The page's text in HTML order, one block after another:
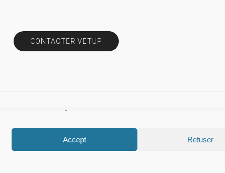
Accept Refuser
CONTACTER VETUP
Mentions légales